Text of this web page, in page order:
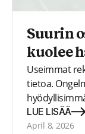
Suurin
kuolee
Useimmat
tietoa.
sellaisessa
myöhemmin
LUE LISÄÄ
April 8, 2026